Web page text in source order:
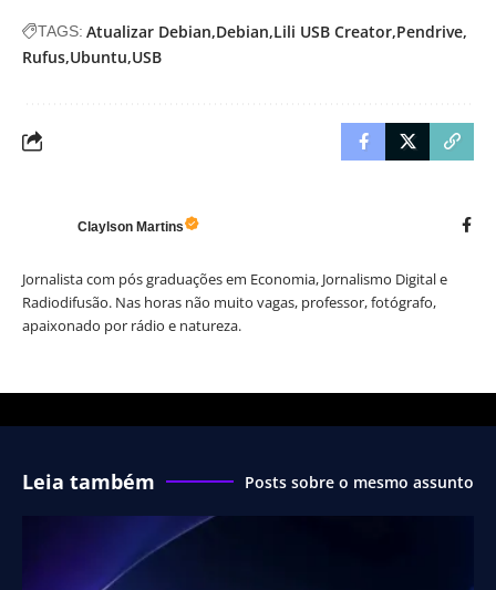
TAGS: Atualizar Debian Debian Lili USB Creator Pendrive
Rufus Ubuntu USB
Claylson Martins
Jornalista com pós graduações em Economia, Jornalismo Digital e
Radiodifusão. Nas horas não muito vagas, professor, fotógrafo,
apaixonado por rádio e natureza.
Leia também Posts sobre o mesmo assunto